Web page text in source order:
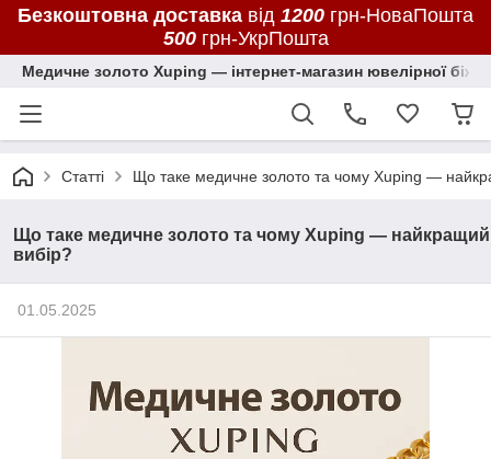
Безкоштовна доставка від 1200 грн-НоваПошта
500грн-УкрПошта
Медичне золото Xuping — інтернет-магазин ювелірної
Статті Що таке медичне золото та чому Xuping —
Що таке медичне золото та чому Xuping — найкращий
вибір?
01.05.2025